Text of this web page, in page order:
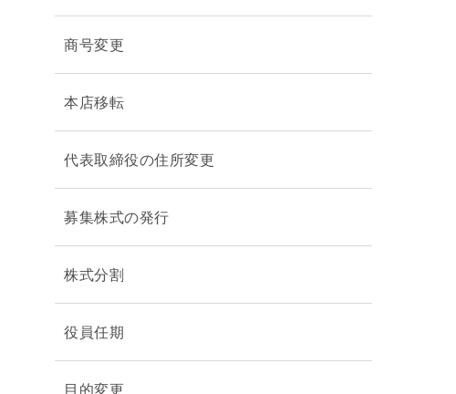
商号変更
本店移転
代表取締役の住所変更
募集株式の発行
株式分割
役員任期
目的変更